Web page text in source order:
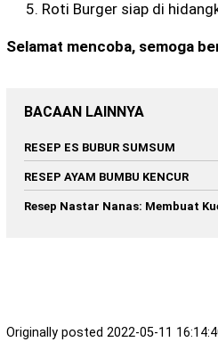
Roti Burger siap di
Selamat mencoba, semoga
BACAAN LAINNYA
RESEP ES BUBUR SUMSUM
RESEP AYAM BUMBU KENCUR
Resep Nastar Nanas: Membuat
Originally posted 2022-05-11